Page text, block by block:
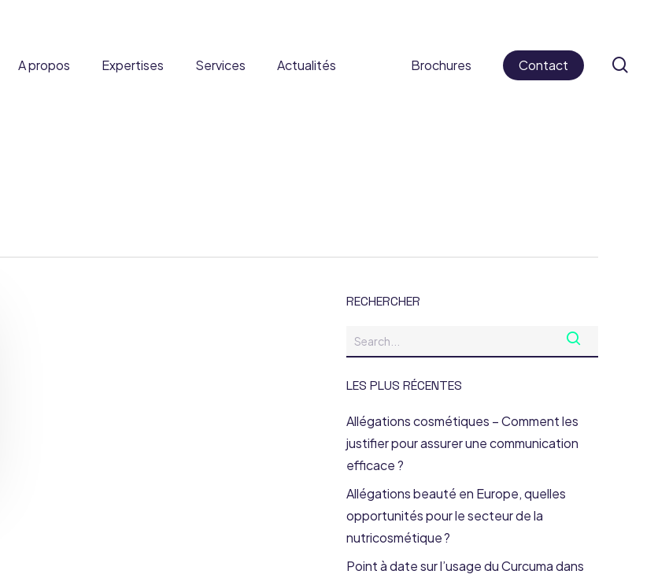
A propos Expertises
Reg&Co
Services
Nouveaux ingrédients
Médicaments
Actualités Brochures Contact
RECHERCHER
LES PLUS RÉCENTES
Allégations cosmétiques – Comment les
justifier pour assurer une communication
efficace ?
Allégations beauté en Europe, quelles
opportunités pour le secteur de la
nutricosmétique ?
Point à date sur l’usage du Curcuma dans